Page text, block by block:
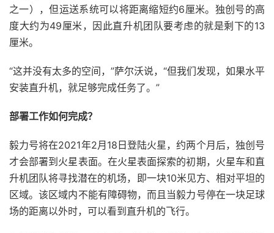
之一），但运送系统可以将距离缩短约6厘米。独创号的高
度大约为49厘米，因此直升机团队要考虑的就是剩下的13
厘米。
“这并没有太多的空间，”萨尔沃说，“但我们发现，如果水平
安装直升机，就足够完成任务了。”
部署工作如何完成？
毅力号将在2021年2月18日登陆火星，约两个月后，独创号
才会部署到火星表面。在火星表面探索的初期，火星车和直
升机团队将寻找潜在的机场，即一块10米见方、相对平坦的
区域。该区域内不能有障碍物，而且当毅力号停在一块足球
场的距离以外时，可以看到直升机的飞行。